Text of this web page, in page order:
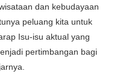
dan kebudayaan
peluang kita untuk
Isu-isu aktual yang
pertimbangan bagi